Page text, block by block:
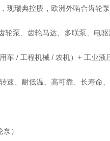
现瑞典控股，欧洲外啮合齿轮
轮泵、齿轮马达、多联泵、电
车 / 工程机械 / 农机）+ 工业液
速、耐低温、高可靠、长寿命
）